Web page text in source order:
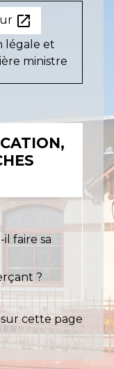
open_in_new
légale et
ministre
faire sa
?
cette page